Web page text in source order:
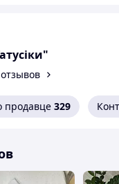
продавце 329